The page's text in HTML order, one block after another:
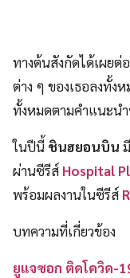
ทางต้นสังกัดได้เผยต่
ต่าง ๆ ของเธอลงทั้ง
ทั้งหมดตามคำแนะน
ในปีนี้ ชินฮยอนบิน
ผ่านซีรีส์ Hospital
พร้อมผลงานในซีรีส์
บทความที่เกี่ยวข้อง
ยูแจซอก ติดโควิด-